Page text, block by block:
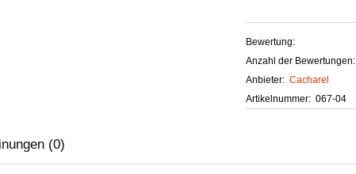
Bewertung:
Anzahl der Bewertungen:
Anbieter: Cacharel
Artikelnummer: 067-04
(0)